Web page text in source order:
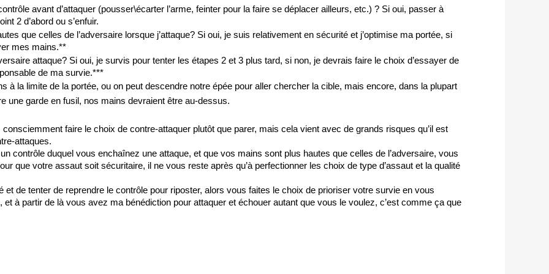
avant d’attaquer (pousser\écarter l’arme, feinter pour la faire se déplacer ailleurs, etc.) ? Si oui, passer à
2 d’abord ou s’enfuir.
que celles de l’adversaire lorsque j’attaque? Si oui, je suis relativement en sécurité et j’optimise ma portée, si
mes mains.**
attaque? Si oui, je survis pour tenter les étapes 2 et 3 plus tard, si non, je devrais faire le choix d’essayer de
de ma survie.***
à la limite de la portée, ou on peut descendre notre épée pour aller chercher la cible, mais encore, dans la plupart
une garde en fusil, nos mains devraient être au-dessus.
faire le choix de contre-attaquer plutôt que parer, mais cela vient avec de grands risques qu’il est
attaques.
contrôle duquel vous enchaînez une attaque, et que vos mains sont plus hautes que celles de l’adversaire, vous
que votre assaut soit sécuritaire, il ne vous reste après qu’à perfectionner les choix de type d’assaut et la qualité
de tenter de reprendre le contrôle pour riposter, alors vous faites le choix de prioriser votre survie en vous
à partir de là vous avez ma bénédiction pour attaquer et échouer autant que vous le voulez, c’est comme ça que